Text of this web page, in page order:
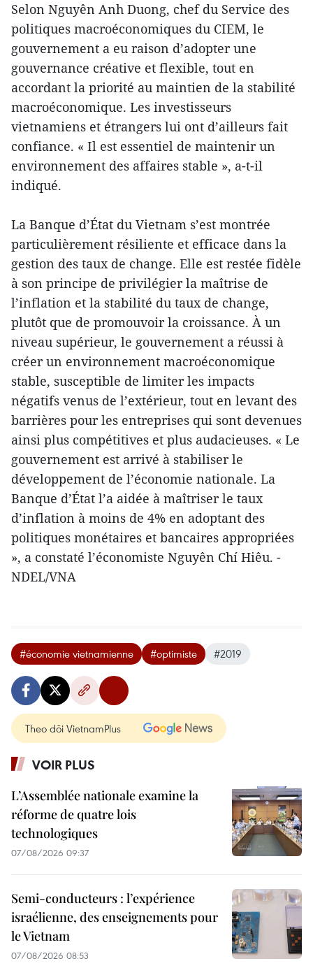
Selon Nguyên Anh Duong, chef du Service des
politiques macroéconomiques du CIEM, le
gouvernement a eu raison d’adopter une
gouvernance créative et flexible, tout en
accordant la priorité au maintien de la stabilité
macroéconomique. Les investisseurs
vietnamiens et étrangers lui ont d’ailleurs fait
confiance. « Il est essentiel de maintenir un
environnement des affaires stable », a-t-il
indiqué.
La Banque d’État du Vietnam s’est montrée
particulièrement résiliente et efficace dans la
gestion des taux de change. Elle est restée fidèle
à son principe de privilégier la maîtrise de
l’inflation et la stabilité du taux de change,
plutôt que de promouvoir la croissance. À un
niveau supérieur, le gouvernement a réussi à
créer un environnement macroéconomique
stable, susceptible de limiter les impacts
négatifs venus de l’extérieur, tout en levant des
barrières pour les entreprises qui sont devenues
ainsi plus compétitives et plus audacieuses. « Le
gouvernement est arrivé à stabiliser le
développement de l’économie nationale. La
Banque d’État l’a aidée à maîtriser le taux
d’inflation à moins de 4% en adoptant des
politiques monétaires et bancaires appropriées
», a constaté l’économiste Nguyên Chí Hiêu. -
NDEL/VNA
#économie vietnamienne #optimiste #2019
Theo dõi VietnamPlus
VOIR PLUS
L’Assemblée nationale examine la
réforme de quatre lois
technologiques
07/08/2026 09:37
Semi-conducteurs : l’expérience
israélienne, des enseignements pour
le Vietnam
07/08/2026 08:53